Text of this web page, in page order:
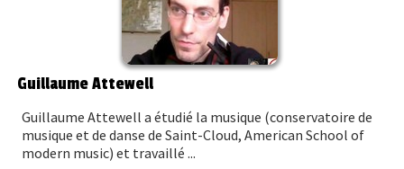
Guillaume Attewell
Guillaume Attewell a étudié la musique (conservatoire de
musique et de danse de Saint-Cloud, American School of
modern music) et travaillé ...